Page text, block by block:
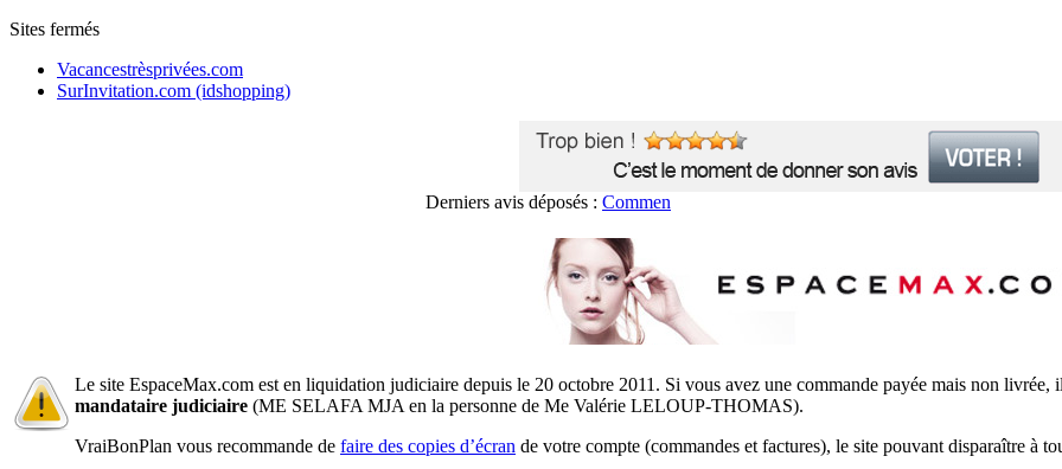
Sites fermés
Vacancestrèsprivées.com
SurInvitation.com (idshopping)
Derniers avis déposés :Commentaire sur AchatVIP.com par gillion
Le site EspaceMax.com est en liquidation judiciaire depuis le 20 octobre 2011. Si vous avez une commande payée mais non livrée,
mandataire judiciaire (ME SELAFA MJA en la personne de Me Valérie LELOUP-THOMAS).
VraiBonPlan vous recommande de faire des copies d’écran de votre compte (commandes et factures), le site pouvant disparaître à